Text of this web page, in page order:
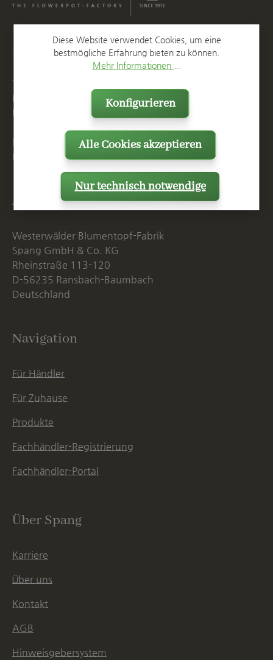
Kontakt
T
F
+49 2623 887 149
E
Mo. - Do. 07:15 - 16:00 Uhr
Fr. bis 14:00 Uhr
Anschrift
Westerwälder Blumentopf-Fabrik
Spang GmbH & Co. KG
Rheinstraße 113-120
D-56235 Ransbach-Baumbach
Deutschland
Navigation
Für Händler
Für Zuhause
Produkte
Fachhändler-Registrierung
Fachhändler-Portal
Über Spang
Karriere
Über uns
Kontakt
AGB
Hinweisgebersystem
Diese Website verwendet Cookies, um eine
bestmögliche Erfahrung bieten zu können.
Mehr Informationen ...
Nur technisch notwendige
Konfigurieren
Alle Cookies akzeptieren